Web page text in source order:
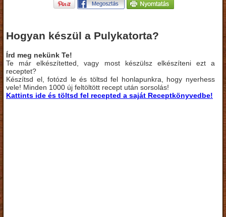
Hogyan készül a Pulykatorta?
Írd meg nekünk Te!
Te már elkészítetted, vagy most készülsz elkészíteni ezt a
receptet?
Készítsd el, fotózd le és töltsd fel honlapunkra, hogy nyerhess
vele! Minden 1000 új feltöltött recept után sorsolás!
Kattints ide és töltsd fel recepted a saját Receptkönyvedbe!